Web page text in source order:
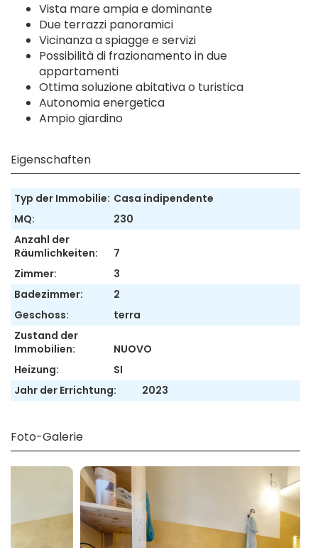
Vista mare ampia e dominante
Due terrazzi panoramici
Vicinanza a spiagge e servizi
Possibilità di frazionamento in due
appartamenti
Ottima soluzione abitativa o turistica
Autonomia energetica
Ampio giardino
Eigenschaften
Typ der Immobilie: Casa indipendente
MQ:
230
Anzahl der
Räumlichkeiten:
7
Zimmer:
3
Badezimmer:
2
Geschoss:
terra
Zustand der
Immobilien:
NUOVO
Heizung:
SI
Jahr der Errichtung:
2023
Foto-Galerie